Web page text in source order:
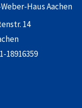
Haus Aachen
14
18916359